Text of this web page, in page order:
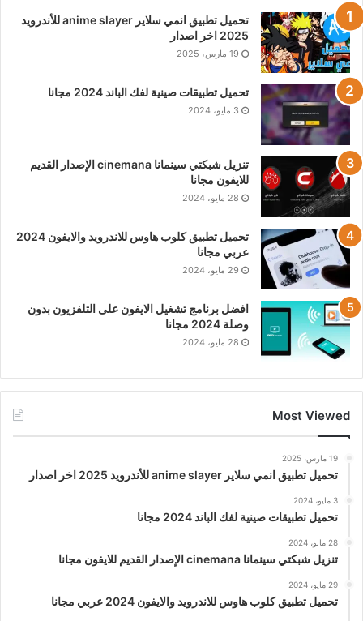
تحميل تطبيق انمي سلاير anime slayer للأندرويد
2025 اخر اصدار
19 مارس، 2025
تحميل تطبيقات صينية لفك الباند 2024 مجانا
3 مايو، 2024
تنزيل شبكتي سينمانا cinemana الإصدار القديم
للايفون مجانا
28 مايو، 2024
تحميل تطبيق كلوب هاوس للاندرويد والايفون 2024
عربي مجانا
29 مايو، 2024
افضل برنامج تشغيل الايفون على التلفزيون بدون
وصلة 2024 مجانا
28 مايو، 2024
Most Viewed
19 مارس، 2025
تحميل تطبيق انمي سلاير anime slayer للأندرويد 2025 اخر اصدار
3 مايو، 2024
تحميل تطبيقات صينية لفك الباند 2024 مجانا
28 مايو، 2024
تنزيل شبكتي سينمانا cinemana الإصدار القديم للايفون مجانا
29 مايو، 2024
تحميل تطبيق كلوب هاوس للاندرويد والايفون 2024 عربي مجانا